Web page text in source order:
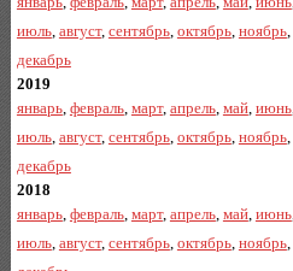
июль, август, сентябрь, октябрь, ноябрь,
декабрь
2019
январь, февраль, март, апрель, май, июнь,
июль, август, сентябрь, октябрь, ноябрь,
декабрь
2018
январь, февраль, март, апрель, май, июнь,
июль, август, сентябрь, октябрь, ноябрь,